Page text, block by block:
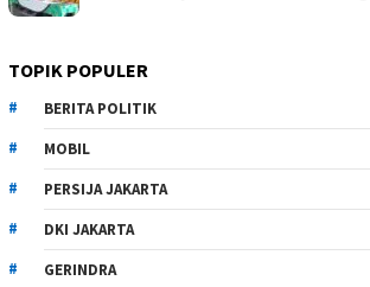
TOPIK POPULER
BERITA POLITIK
MOBIL
PERSIJA JAKARTA
DKI JAKARTA
GERINDRA